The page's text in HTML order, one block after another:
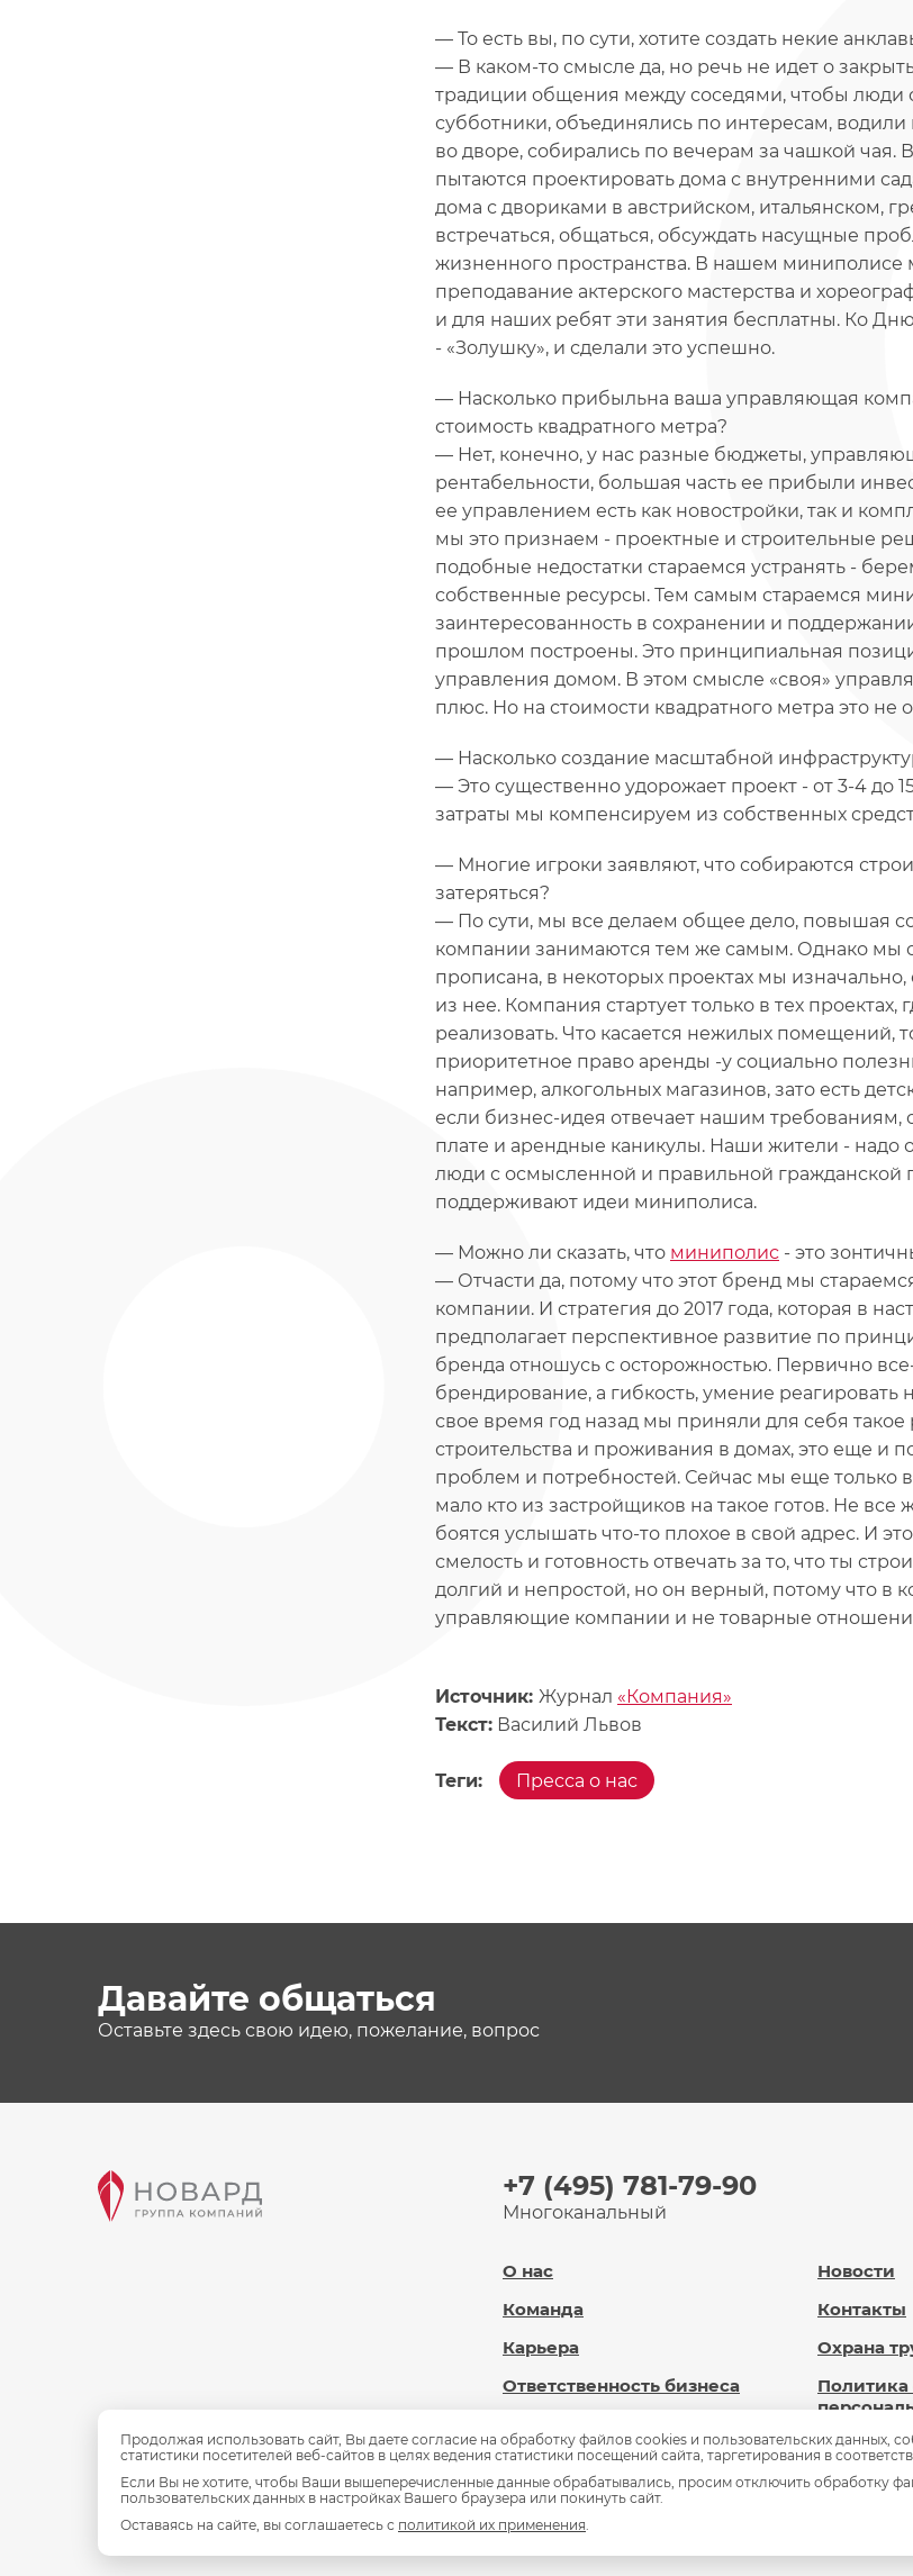
— То есть вы, по сути, хотите создать некие
— В каком-то смысле да, но речь не идет о
традиции общения между соседями, чтобы люди
субботники, объединялись по интересам,
во дворе, собирались по вечерам за чашкой
пытаются проектировать дома с внутренними
дома с двориками в австрийском, итальянском,
встречаться, общаться, обсуждать насущные
жизненного пространства. В нашем миниполисе
преподавание актерского мастерства и
и для наших ребят эти занятия бесплатны. Ко
- «Золушку», и сделали это успешно.
— Насколько прибыльна ваша управляющая
стоимость квадратного метра?
— Нет, конечно, у нас разные бюджеты,
рентабельности, большая часть ее прибыли
ее управлением есть как новостройки, так и
мы это признаем - проектные и строительные
подобные недостатки стараемся устранять -
собственные ресурсы. Тем самым стараемся
заинтересованность в сохранении и
прошлом построены. Это принципиальная
управления домом. В этом смысле «своя»
плюс. Но на стоимости квадратного метра это не
— Насколько создание масштабной
— Это существенно удорожает проект - от 3-4 до
затраты мы компенсируем из собственных
— Многие игроки заявляют, что собираются
затеряться?
— По сути, мы все делаем общее дело, повышая
компании занимаются тем же самым. Однако мы
прописана, в некоторых проектах мы
из нее. Компания стартует только в тех
реализовать. Что касается нежилых помещений,
приоритетное право аренды -у социально
например, алкогольных магазинов, зато есть
если бизнес-идея отвечает нашим требованиям,
плате и арендные каникулы. Наши жители - надо
люди с осмысленной и правильной гражданской
поддерживают идеи миниполиса.
— Можно ли сказать, что миниполис - это
— Отчасти да, потому что этот бренд мы
компании. И стратегия до 2017 года, которая в
предполагает перспективное развитие по
бренда отношусь с осторожностью. Первично
брендирование, а гибкость, умение
свое время год назад мы приняли для себя
строительства и проживания в домах, это еще и
проблем и потребностей. Сейчас мы еще только
мало кто из застройщиков на такое готов. Не
боятся услышать что-то плохое в свой адрес. И
смелость и готовность отвечать за то, что ты
долгий и непростой, но он верный, потому что в
управляющие компании и не товарные
Источник: Журнал «Компания»
Текст: Василий Львов
Теги: Пресса о нас
Давайте общаться
Оставьте здесь свою идею, пожелание, вопрос
+7 (495) 781-79-90
Многоканальный
О нас
Команда
Карьера
Ответственность бизнеса
Доброновард.рф
Статьи
Новости
Контакты
Охрана
Политика
Сведения
Продолжая использовать сайт, Вы даете согласие на обработку файлов cookies и пользовательских данных,
статистики посетителей веб-сайтов в целях ведения статистики посещений сайта, таргетирования в
Если Вы не хотите, чтобы Ваши вышеперечисленные данные обрабатывались, просим отключить обработку
пользовательских данных в настройках Вашего браузера или покинуть сайт.
Оставаясь на сайте, вы соглашаетесь с политикой их применения.